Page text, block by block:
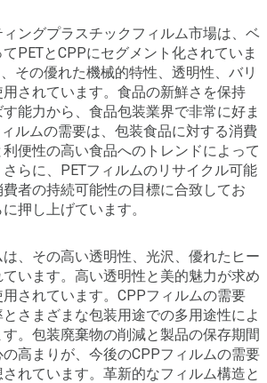
ングプラスチックフィルム市場は、ベ
PETとCPPにセグメント化されていま
その優れた機械的特性、透明性、バリ
されています。食品の新鮮さを保持
能力から、食品包装業界で非常に好ま
ルムの需要は、包装食品に対する消費
便性の高い食品へのトレンドによって
らに、PETフィルムのリサイクル可能
者の持続可能性の目標に合致してお
押し上げています。
、その高い透明性、光沢、優れたヒー
ています。高い透明性と美的魅力が求め
されています。CPPフィルムの需要
さまざまな包装用途での多用途性によ
。包装廃棄物の削減と製品の保存期間
高まりが、今後のCPPフィルムの需要
れています。革新的なフィルム構造と